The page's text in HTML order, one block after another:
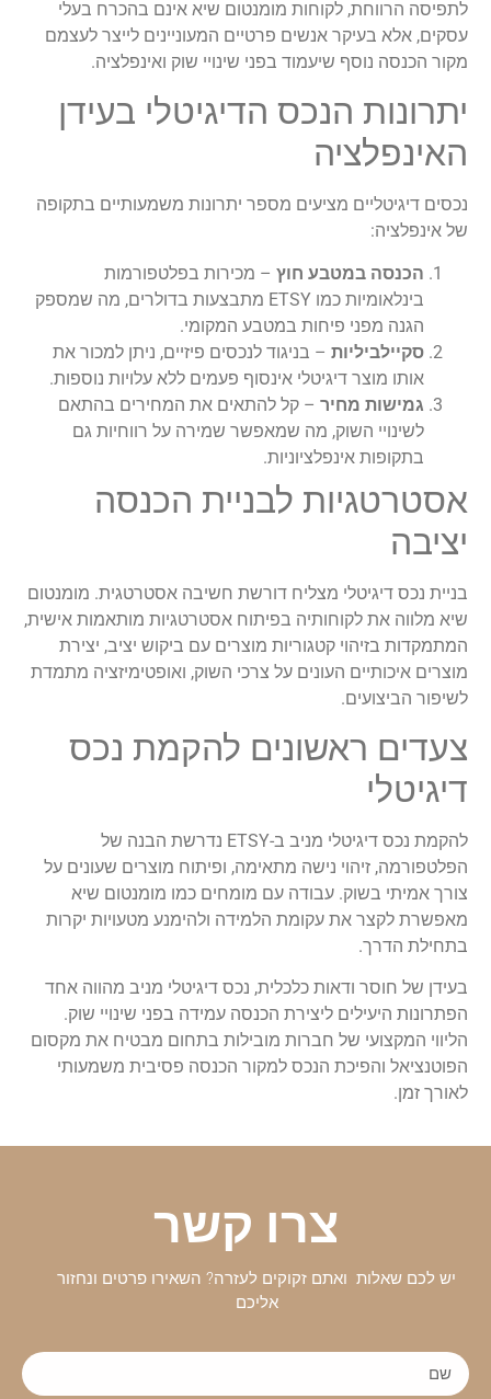
לתפיסה הרווחת, לקוחות מומנטום שיא אינם בהכרח בעלי
עסקים, אלא בעיקר אנשים פרטיים המעוניינים לייצר לעצמם
מקור הכנסה נוסף שיעמוד בפני שינויי שוק ואינפלציה.
יתרונות הנכס הדיגיטלי בעידן
האינפלציה
נכסים דיגיטליים מציעים מספר יתרונות משמעותיים בתקופה
של אינפלציה:
הכנסה במטבע חוץ – מכירות בפלטפורמות
בינלאומיות כמו ETSY מתבצעות בדולרים, מה שמספק
הגנה מפני פיחות במטבע המקומי.
סקיילביליות – בניגוד לנכסים פיזיים, ניתן למכור את
אותו מוצר דיגיטלי אינסוף פעמים ללא עלויות נוספות.
גמישות מחיר – קל להתאים את המחירים בהתאם
לשינויי השוק, מה שמאפשר שמירה על רווחיות גם
בתקופות אינפלציוניות.
אסטרטגיות לבניית הכנסה
יציבה
בניית נכס דיגיטלי מצליח דורשת חשיבה אסטרטגית. מומנטום
שיא מלווה את לקוחותיה בפיתוח אסטרטגיות מותאמות אישית,
המתמקדות בזיהוי קטגוריות מוצרים עם ביקוש יציב, יצירת
מוצרים איכותיים העונים על צרכי השוק, ואופטימיזציה מתמדת
לשיפור הביצועים.
צעדים ראשונים להקמת נכס
דיגיטלי
להקמת נכס דיגיטלי מניב ב-ETSY נדרשת הבנה של
הפלטפורמה, זיהוי נישה מתאימה, ופיתוח מוצרים שעונים על
צורך אמיתי בשוק. עבודה עם מומחים כמו מומנטום שיא
מאפשרת לקצר את עקומת הלמידה ולהימנע מטעויות יקרות
בתחילת הדרך.
בעידן של חוסר ודאות כלכלית, נכס דיגיטלי מניב מהווה אחד
הפתרונות היעילים ליצירת הכנסה עמידה בפני שינויי שוק.
הליווי המקצועי של חברות מובילות בתחום מבטיח את מקסום
הפוטנציאל והפיכת הנכס למקור הכנסה פסיבית משמעותי
לאורך זמן.
צרו קשר
יש לכם שאלות ואתם זקוקים לעזרה? השאירו פרטים ונחזור
אליכם